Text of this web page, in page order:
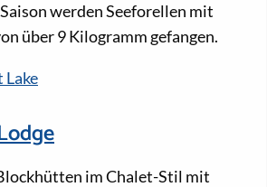
werden Seeforellen mit
über 9 Kilogramm gefangen.
Lake
im Chalet-Stil mit